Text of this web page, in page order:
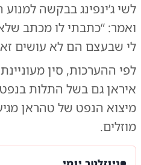
לשי ג’ינפינג בבקשה
ואמר: “כתבתי לו מכתב
לי שבעצם הם לא עושים
לפי ההערכות, סין
מיצוא הנפט של טהראן
מוזלים.